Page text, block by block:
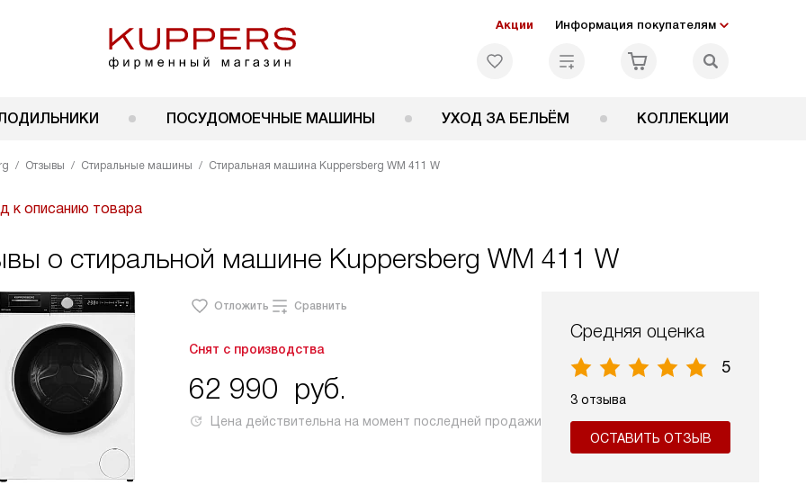
Акции Информация покупателям
ПОСУДОМОЕЧНЫЕ МАШИНЫ УХОД ЗА БЕЛЬЁМ КОЛЛЕКЦИИ
Отзывы Стиральные машины Стиральная машина Kuppersberg WM 411 W
к описанию товара
о стиральной машине Kuppersberg WM 411 W
Отложить Сравнить
Снят с производства
62 990 руб.
Цена действительна на момент последней продажи
Средняя оценка
5
3 отзыва
ОСТАВИТЬ ОТЗЫВ